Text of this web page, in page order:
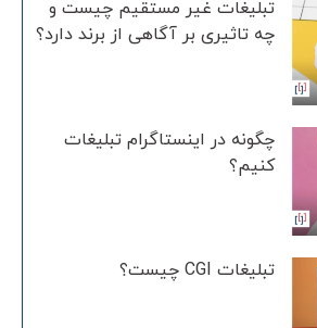
تبلیغات غیر مستقیم چیست و
چه تاثیری بر آگاهی از برند دارد؟
چگونه در اینستاگرام تبلیغات
کنیم؟
تبلیغات CGI چیست؟